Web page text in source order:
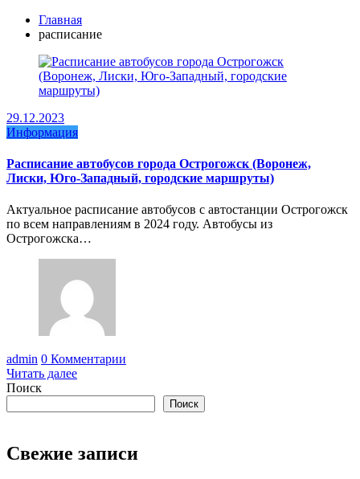
Главная
расписание
29.12.2023
Информация
Расписание автобусов города Острогожск (Воронеж,
Лиски, Юго-Западный, городские маршруты)
Актуальное расписание автобусов с автостанции Острогожск
по всем направлениям в 2024 году. Автобусы из
Острогожска…
admin 0 Комментарии
Читать далее
Поиск
Поиск
Свежие записи